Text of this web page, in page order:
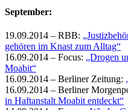
September:
19.09.2014 – RBB:
gehören im Knast zum Alltag“
16.09.2014 – Focus: „Drogen
Moabit“
16.09.2014 – Berliner Zeitung:
16.09.2014 – Berliner
in Haftanstalt Moabit entdeckt“